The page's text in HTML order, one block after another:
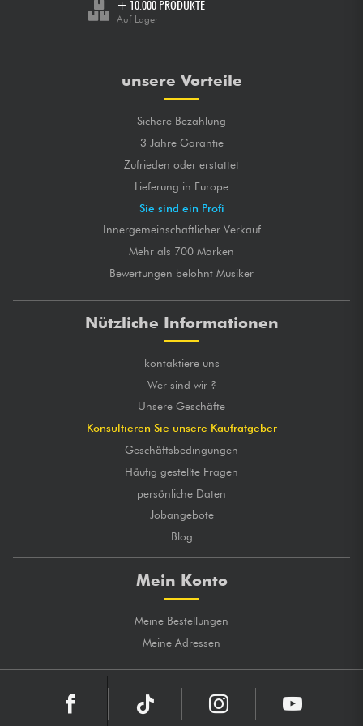
+ 10.000 PRODUKTE
Auf Lager
unsere Vorteile
Sichere Bezahlung
3 Jahre Garantie
Zufrieden oder erstattet
Lieferung in Europe
Sie sind ein Profi
Innergemeinschaftlicher Verkauf
Mehr als 700 Marken
Bewertungen belohnt Musiker
Nützliche Informationen
kontaktiere uns
Wer sind wir ?
Unsere Geschäfte
Konsultieren Sie unsere Kaufratgeber
Geschäftsbedingungen
Häufig gestellte Fragen
persönliche Daten
Jobangebote
Blog
Mein Konto
Meine Bestellungen
Meine Adressen